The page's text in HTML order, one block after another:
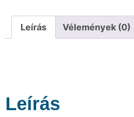
Leírás Vélemények (0)
Leírás